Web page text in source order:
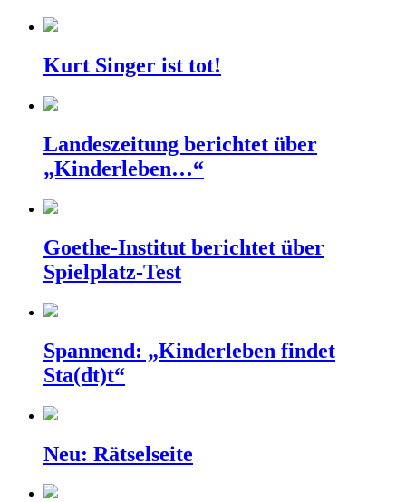
Kurt Singer ist tot!
Landeszeitung berichtet über
„Kinderleben…“
Goethe-Institut berichtet über
Spielplatz-Test
Spannend: „Kinderleben findet
Sta(dt)t“
Neu: Rätselseite